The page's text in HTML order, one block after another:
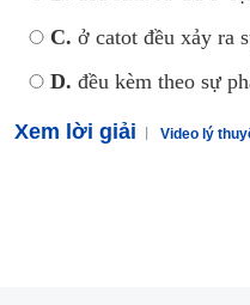
C. ở catot đều xảy ra
D. đều kèm theo sự
Xem lời giải Video lý